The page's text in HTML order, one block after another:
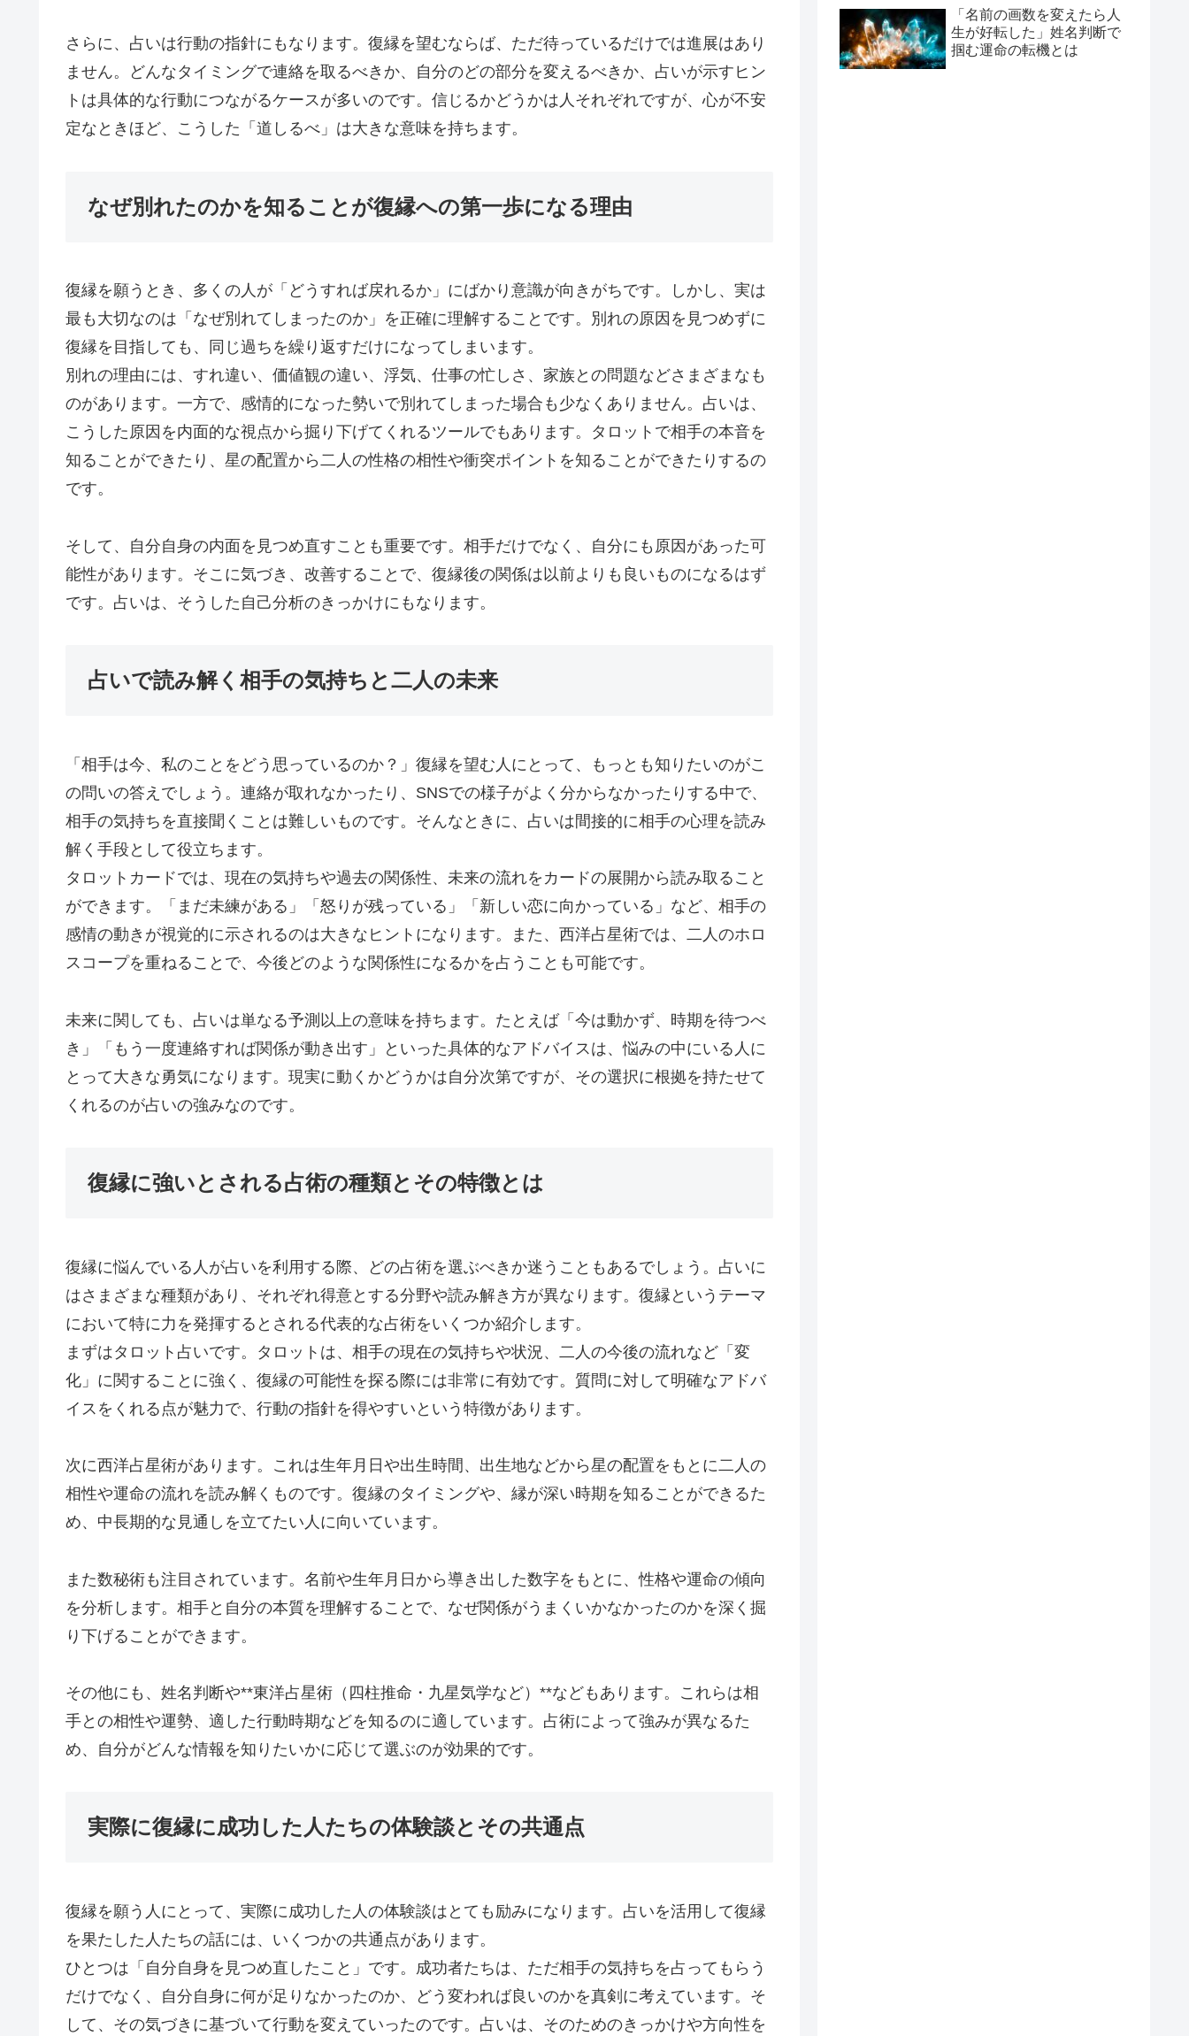
さらに、占いは行動の指針にもなります。復縁を望むならば、ただ待っているだけでは進展はあり
ません。どんなタイミングで連絡を取るべきか、自分のどの部分を変えるべきか、占いが示すヒン
トは具体的な行動につながるケースが多いのです。信じるかどうかは人それぞれですが、心が不安
定なときほど、こうした「道しるべ」は大きな意味を持ちます。
なぜ別れたのかを知ることが復縁への第一歩になる理由
復縁を願うとき、多くの人が「どうすれば戻れるか」にばかり意識が向きがちです。しかし、実は
最も大切なのは「なぜ別れてしまったのか」を正確に理解することです。別れの原因を見つめずに
復縁を目指しても、同じ過ちを繰り返すだけになってしまいます。
別れの理由には、すれ違い、価値観の違い、浮気、仕事の忙しさ、家族との問題などさまざまなも
のがあります。一方で、感情的になった勢いで別れてしまった場合も少なくありません。占いは、
こうした原因を内面的な視点から掘り下げてくれるツールでもあります。タロットで相手の本音を
知ることができたり、星の配置から二人の性格の相性や衝突ポイントを知ることができたりするの
です。
そして、自分自身の内面を見つめ直すことも重要です。相手だけでなく、自分にも原因があった可
能性があります。そこに気づき、改善することで、復縁後の関係は以前よりも良いものになるはず
です。占いは、そうした自己分析のきっかけにもなります。
占いで読み解く相手の気持ちと二人の未来
「相手は今、私のことをどう思っているのか？」復縁を望む人にとって、もっとも知りたいのがこ
の問いの答えでしょう。連絡が取れなかったり、SNSでの様子がよく分からなかったりする中で、
相手の気持ちを直接聞くことは難しいものです。そんなときに、占いは間接的に相手の心理を読み
解く手段として役立ちます。
タロットカードでは、現在の気持ちや過去の関係性、未来の流れをカードの展開から読み取ること
ができます。「まだ未練がある」「怒りが残っている」「新しい恋に向かっている」など、相手の
感情の動きが視覚的に示されるのは大きなヒントになります。また、西洋占星術では、二人のホロ
スコープを重ねることで、今後どのような関係性になるかを占うことも可能です。
未来に関しても、占いは単なる予測以上の意味を持ちます。たとえば「今は動かず、時期を待つべ
き」「もう一度連絡すれば関係が動き出す」といった具体的なアドバイスは、悩みの中にいる人に
とって大きな勇気になります。現実に動くかどうかは自分次第ですが、その選択に根拠を持たせて
くれるのが占いの強みなのです。
復縁に強いとされる占術の種類とその特徴とは
復縁に悩んでいる人が占いを利用する際、どの占術を選ぶべきか迷うこともあるでしょう。占いに
はさまざまな種類があり、それぞれ得意とする分野や読み解き方が異なります。復縁というテーマ
において特に力を発揮するとされる代表的な占術をいくつか紹介します。
まずはタロット占いです。タロットは、相手の現在の気持ちや状況、二人の今後の流れなど「変
化」に関することに強く、復縁の可能性を探る際には非常に有効です。質問に対して明確なアドバ
イスをくれる点が魅力で、行動の指針を得やすいという特徴があります。
次に西洋占星術があります。これは生年月日や出生時間、出生地などから星の配置をもとに二人の
相性や運命の流れを読み解くものです。復縁のタイミングや、縁が深い時期を知ることができるた
め、中長期的な見通しを立てたい人に向いています。
また数秘術も注目されています。名前や生年月日から導き出した数字をもとに、性格や運命の傾向
を分析します。相手と自分の本質を理解することで、なぜ関係がうまくいかなかったのかを深く掘
り下げることができます。
その他にも、姓名判断や**東洋占星術（四柱推命・九星気学など）**などもあります。これらは相
手との相性や運勢、適した行動時期などを知るのに適しています。占術によって強みが異なるた
め、自分がどんな情報を知りたいかに応じて選ぶのが効果的です。
実際に復縁に成功した人たちの体験談とその共通点
復縁を願う人にとって、実際に成功した人の体験談はとても励みになります。占いを活用して復縁
を果たした人たちの話には、いくつかの共通点があります。
ひとつは「自分自身を見つめ直したこと」です。成功者たちは、ただ相手の気持ちを占ってもらう
だけでなく、自分自身に何が足りなかったのか、どう変われば良いのかを真剣に考えています。そ
して、その気づきに基づいて行動を変えていったのです。占いは、そのためのきっかけや方向性を
「名前の画数を変えたら人
生が好転した」姓名判断で
掴む運命の転機とは